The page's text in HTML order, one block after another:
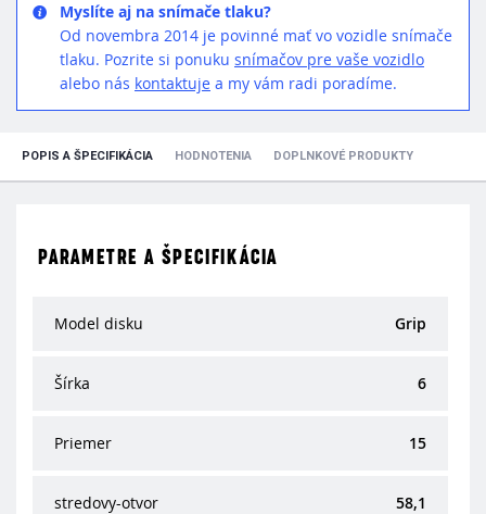
Myslíte aj na snímače tlaku?
Od novembra 2014 je povinné mať vo vozidle snímače
tlaku. Pozrite si ponuku snímačov pre vaše vozidlo
alebo nás kontaktuje a my vám radi poradíme.
POPIS A ŠPECIFIKÁCIA HODNOTENIA DOPLNKOVÉ PRODUKTY
PARAMETRE A ŠPECIFIKÁCIA
Model disku Grip
Šírka 6
Priemer 15
stredovy-otvor 58,1